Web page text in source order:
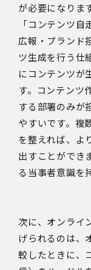
が必要になりま
「コンテンツ
広報・ブランド
ツ生成を行う仕
にコンテンツが
す。コンテンツ
する部署のみが
やすいです。複
を整えれば、よ
出すことができ
る当事者意識を
次に、オンライ
げられるのは、
較したときに、